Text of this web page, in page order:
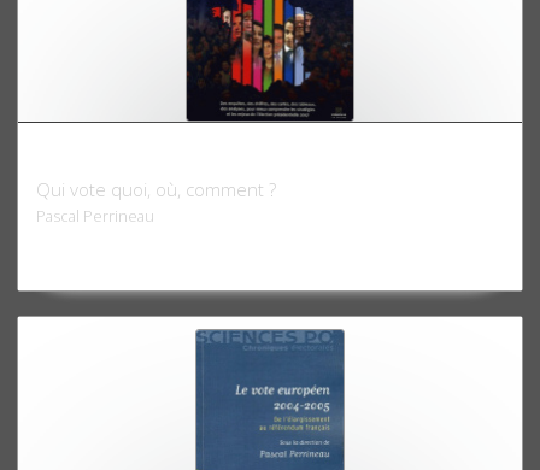
Qui vote quoi, où, comment ?
Pascal Perrineau